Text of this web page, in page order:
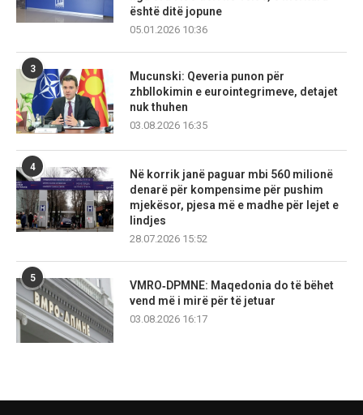
është ditë jopune
05.01.2026 10:36
3
Mucunski: Qeveria punon për
zhbllokimin e eurointegrimeve, detajet
nuk thuhen
03.08.2026 16:35
4
Në korrik janë paguar mbi 560 milionë
denarë për kompensime për pushim
mjekësor, pjesa më e madhe për lejet e
lindjes
28.07.2026 15:52
5
VMRO‑DPMNE: Maqedonia do të bëhet
vend më i mirë për të jetuar
03.08.2026 16:17